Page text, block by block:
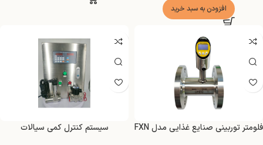
افزودن به سبد خرید
فلومتر توربینی صنایع غذایی مدل FXN
سیستم کنترل کمی سیالات